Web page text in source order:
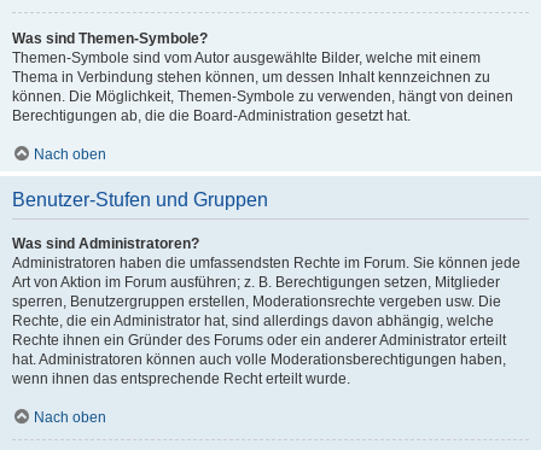
Was sind Themen-Symbole?
Themen-Symbole sind vom Autor ausgewählte Bilder, welche mit einem
Thema in Verbindung stehen können, um dessen Inhalt kennzeichnen zu
können. Die Möglichkeit, Themen-Symbole zu verwenden, hängt von deinen
Berechtigungen ab, die die Board-Administration gesetzt hat.
Nach oben
Benutzer-Stufen und Gruppen
Was sind Administratoren?
Administratoren haben die umfassendsten Rechte im Forum. Sie können jede
Art von Aktion im Forum ausführen; z. B. Berechtigungen setzen, Mitglieder
sperren, Benutzergruppen erstellen, Moderationsrechte vergeben usw. Die
Rechte, die ein Administrator hat, sind allerdings davon abhängig, welche
Rechte ihnen ein Gründer des Forums oder ein anderer Administrator erteilt
hat. Administratoren können auch volle Moderationsberechtigungen haben,
wenn ihnen das entsprechende Recht erteilt wurde.
Nach oben